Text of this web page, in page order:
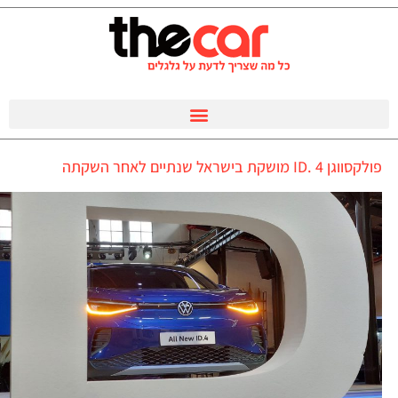
פולקסווגן ID. 4 מושקת בישראל שנתיים לאחר השקתה